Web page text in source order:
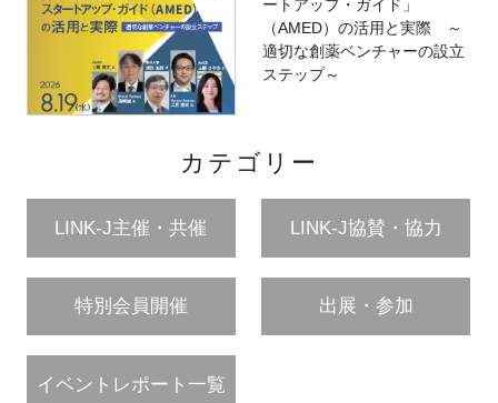
ートアップ・ガイド」
（AMED）の活用と実際 ～
適切な創薬ベンチャーの設立
ステップ～
カテゴリー
LINK-J主催・共催 LINK-J協賛・協力
特別会員開催 出展・参加
イベントレポート一覧